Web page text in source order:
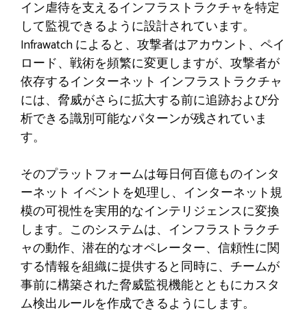
イン虐待を支えるインフラストラクチャを特定
して監視できるように設計されています。
Infrawatch によると、攻撃者はアカウント、ペイ
ロード、戦術を頻繁に変更しますが、攻撃者が
依存するインターネット インフラストラクチャ
には、脅威がさらに拡大する前に追跡および分
析できる識別可能なパターンが残されていま
す。
そのプラットフォームは毎日何百億ものインタ
ーネット イベントを処理し、インターネット規
模の可視性を実用的なインテリジェンスに変換
します。このシステムは、インフラストラクチ
ャの動作、潜在的なオペレーター、信頼性に関
する情報を組織に提供すると同時に、チームが
事前に構築された脅威監視機能とともにカスタ
ム検出ルールを作成できるようにします。